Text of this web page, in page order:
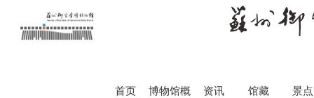
首页 博物馆概 资讯 馆藏 景点